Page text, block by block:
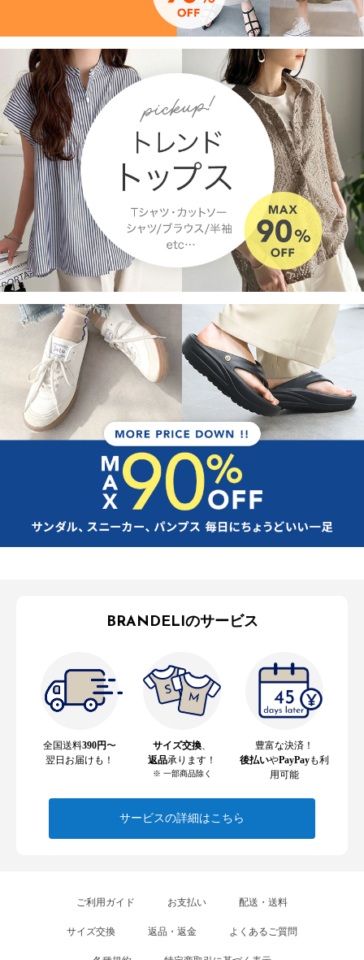
BRANDELIのサービス
全国送料390円〜
翌日お届けも！
サイズ交換
返品承ります！
※ 一部商品除く
豊富な決済！
後払いやPayPayも利
用可能
サービスの詳細はこちら
ご利用ガイド お支払い 配送・送料
サイズ交換 返品・返金 よくあるご質問